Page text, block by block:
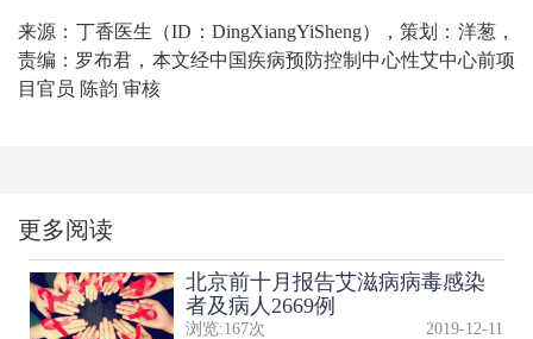
来源：丁香医生（ID：DingXiangYiSheng），策划：洋葱，
责编：罗布君，本文经中国疾病预防控制中心性艾中心前项
目官员 陈韵 审核
更多阅读
北京前十月报告艾滋病病毒感染
者及病人2669例
浏览:167次 2019-12-11